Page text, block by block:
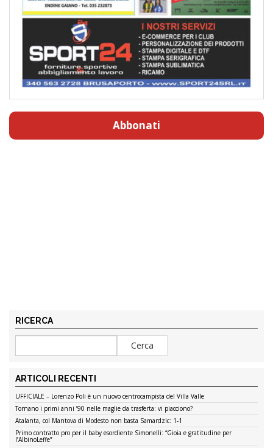
Abbonati
RICERCA
ARTICOLI RECENTI
UFFICIALE – Lorenzo Poli è un nuovo centrocampista del Villa Valle
Tornano i primi anni ’90 nelle maglie da trasferta: vi piacciono?
Atalanta, col Mantova di Modesto non basta Samardzic: 1-1
Primo contratto pro per il baby esordiente Simonelli: “Gioia e gratitudine per
l’AlbinoLeffe”